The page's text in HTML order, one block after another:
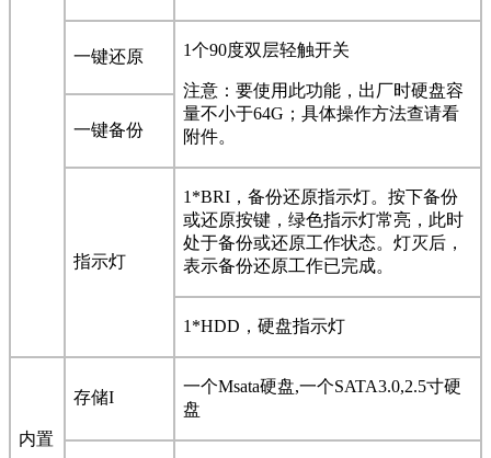
一键还原 1个90度双层轻触开关
注意：要使用此功能，出厂时硬盘容
量不小于64G；具体操作方法查请看
附件。
一键备份
指示灯
1*BRI ，备份还原指示灯。按下备份
或还原按键，绿色指示灯常亮，此时
处于备份或还原工作状态。灯灭后，
表示备份还原工作已完成。
1*HDD ，硬盘指示灯
内置
存储I
一个Msata硬盘,一个SATA3.0,2.5寸硬
盘